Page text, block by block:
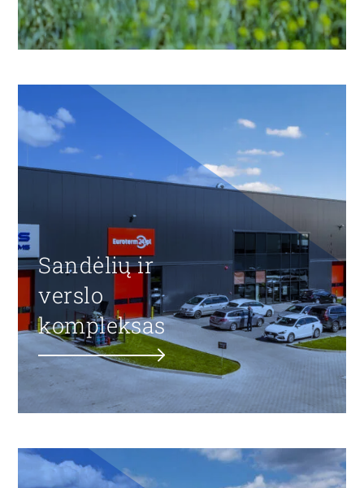
Sandėlių ir
verslo
kompleksas